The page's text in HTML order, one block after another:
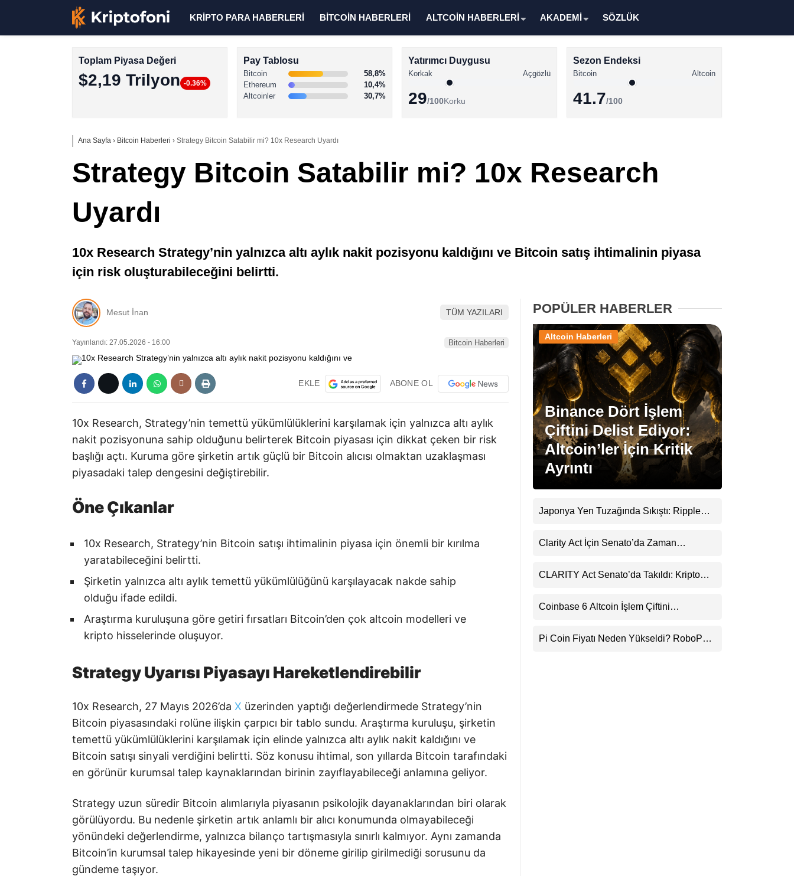
Memecoin Haberleri
Facebook
Instagram
Youtube
TikTok
KRİPTO PARA HABERLERİ BİTCOİN HABERLERİ ALTCOİN HABERLERİ AKADEMİ SÖZLÜK
Toplam Piyasa Değeri
$2,19 Trilyon -0.36%
Pay Tablosu
Bitcoin
58,8%
Ethereum
10,4%
Altcoinler
30,7%
Yatırımcı Duygusu
Korkak Açgözlü
29/100Korku
Sezon Endeksi
Bitcoin Altcoin
41.7/100
Ana Sayfa › Bitcoin Haberleri › Strategy Bitcoin Satabilir mi? 10x Research Uyardı
Strategy Bitcoin Satabilir mi? 10x Research
Uyardı
10x Research Strategy’nin yalnızca altı aylık nakit pozisyonu kaldığını ve Bitcoin satış ihtimalinin piyasa
için risk oluşturabileceğini belirtti.
Mesut İnan TÜM YAZILARI
Yayınlandı: 27.05.2026 - 16:00 Bitcoin Haberleri
EKLE ABONE OL
10x Research, Strategy’nin temettü yükümlülüklerini karşılamak için yalnızca altı aylık
nakit pozisyonuna sahip olduğunu belirterek Bitcoin piyasası için dikkat çeken bir risk
başlığı açtı. Kuruma göre şirketin artık güçlü bir Bitcoin alıcısı olmaktan uzaklaşması
piyasadaki talep dengesini değiştirebilir.
Öne Çıkanlar
10x Research, Strategy’nin Bitcoin satışı ihtimalinin piyasa için önemli bir kırılma
yaratabileceğini belirtti.
Şirketin yalnızca altı aylık temettü yükümlülüğünü karşılayacak nakde sahip
olduğu ifade edildi.
Araştırma kuruluşuna göre getiri fırsatları Bitcoin’den çok altcoin modelleri ve
kripto hisselerinde oluşuyor.
Strategy Uyarısı Piyasayı Hareketlendirebilir
10x Research, 27 Mayıs 2026’da X üzerinden yaptığı değerlendirmede Strategy’nin
Bitcoin piyasasındaki rolüne ilişkin çarpıcı bir tablo sundu. Araştırma kuruluşu, şirketin
temettü yükümlülüklerini karşılamak için elinde yalnızca altı aylık nakit kaldığını ve
Bitcoin satışı sinyali verdiğini belirtti. Söz konusu ihtimal, son yıllarda Bitcoin tarafındaki
en görünür kurumsal talep kaynaklarından birinin zayıflayabileceği anlamına geliyor.
Strategy uzun süredir Bitcoin alımlarıyla piyasanın psikolojik dayanaklarından biri olarak
görülüyordu. Bu nedenle şirketin artık anlamlı bir alıcı konumunda olmayabileceği
yönündeki değerlendirme, yalnızca bilanço tartışmasıyla sınırlı kalmıyor. Aynı zamanda
Bitcoin’in kurumsal talep hikayesinde yeni bir döneme girilip girilmediği sorusunu da
gündeme taşıyor.
POPÜLER HABERLER
Binance Dört İşlem
Çiftini Delist Ediyor:
Altcoin’ler İçin Kritik
Ayrıntı
Altcoin Haberleri
Japonya Yen Tuzağında Sıkıştı: Ripple
Clarity Act İçin Senato’da Zaman
CLARITY Act Senato’da Takıldı: Kripto
Coinbase 6 Altcoin İşlem Çiftini
Pi Coin Fiyatı Neden Yükseldi? RoboPay